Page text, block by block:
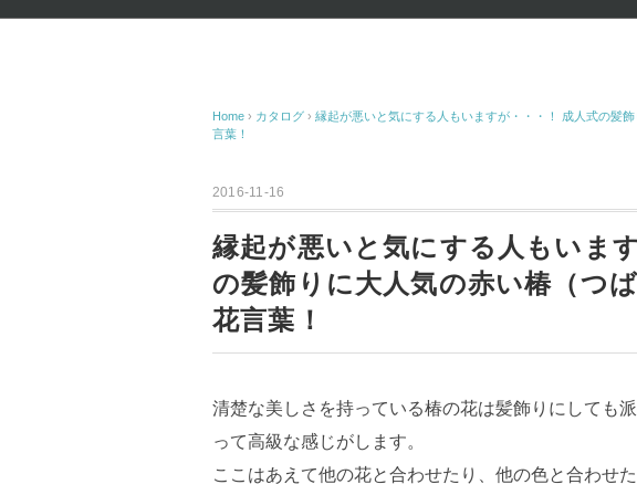
Home › カタログ › 縁起が悪いと気にする人もいますが・・・！ 成人式の髪
言葉！
2016-11-16
縁起が悪いと気にする人もいま
の髪飾りに大人気の赤い椿（つ
花言葉！
清楚な美しさを持っている椿の花は髪飾りにしても
って高級な感じがします。
ここはあえて他の花と合わせたり、他の色と合わせ